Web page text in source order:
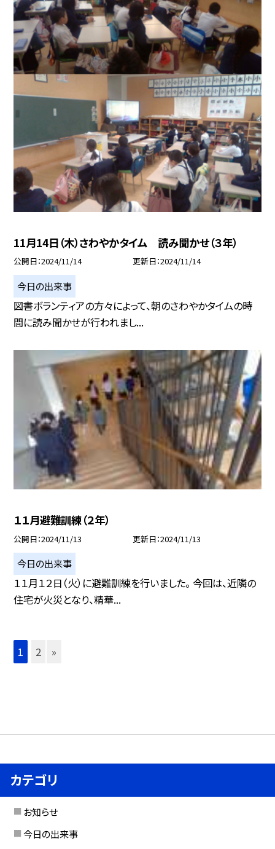
11月14日（木）さわやかタイム 読み聞かせ（３年）
公開日 2024/11/14 更新日 2024/11/14
今日の出来事
図書ボランティアの方々によって、朝のさわやかタイムの時
間に読み聞かせが行われまし...
１１月避難訓練（２年）
公開日 2024/11/13 更新日 2024/11/13
今日の出来事
１１月１２日（火）に避難訓練を行いました。 今回は、近隣の
住宅が火災となり、精華...
1 2 »
カテゴリ
お知らせ
今日の出来事